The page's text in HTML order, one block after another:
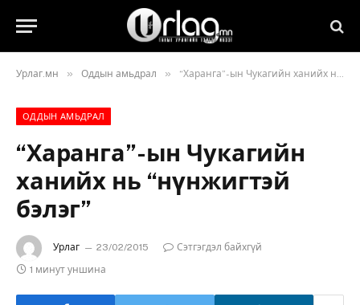
Урлаг.мн » Оддын амьдрал » “Харанга”-ын Чукагийн ханийх нь “нүнжигтэй бэлэг”
ОДДЫН АМЬДРАЛ
“Харанга”-ын Чукагийн
ханийх нь “нүнжигтэй
бэлэг”
Урлаг 23/02/2015
Сэтгэгдэл байхгүй
1 минут уншина